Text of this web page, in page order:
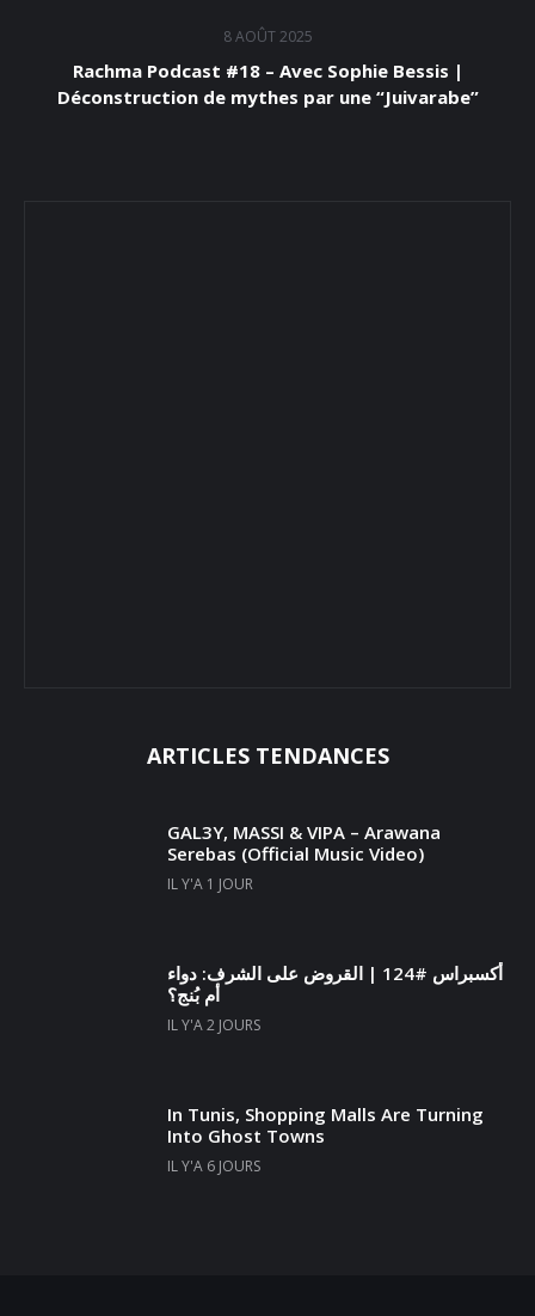
8 AOÛT 2025
Rachma Podcast #18 – Avec Sophie Bessis |
Déconstruction de mythes par une “Juivarabe”
ARTICLES TENDANCES
GAL3Y, MASSI & VIPA – Arawana
Serebas (Official Music Video)
IL Y'A 1 JOUR
أكسبراس #124 | القروض على الشرف: دواء
أم بُنج؟
IL Y'A 2 JOURS
In Tunis, Shopping Malls Are Turning
Into Ghost Towns
IL Y'A 6 JOURS